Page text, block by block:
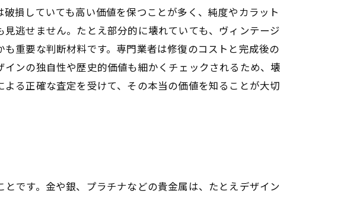
損していても高い価値を保つことが多く、純度やカラット
逃せません。たとえ部分的に壊れていても、ヴィンテージ
重要な判断材料です。専門業者は修復のコストと完成後の
ンの独自性や歴史的価値も細かくチェックされるため、壊
る正確な査定を受けて、その本当の価値を知ることが大切
です。金や銀、プラチナなどの貴金属は、たとえデザイン